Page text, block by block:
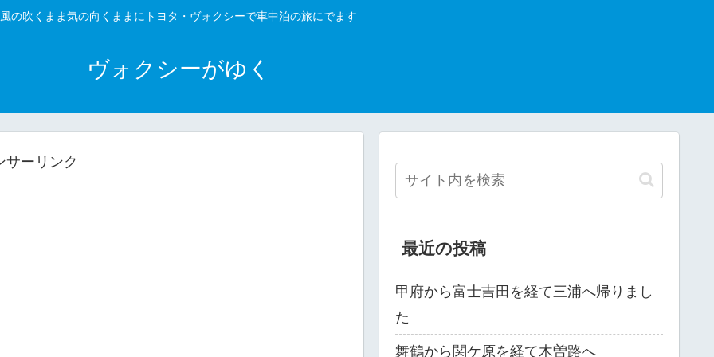
風の吹くまま気の向くままにトヨタ・ヴォクシーで車中泊の旅にでます
ヴォクシーがゆく
サーリンク
最近の投稿
甲府から富士吉田を経て三浦へ帰りまし
た
舞鶴から関ケ原を経て木曽路へ